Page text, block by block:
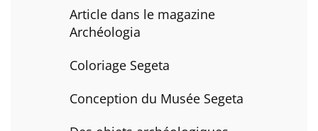
Article dans le magazine
Archéologia
Coloriage Segeta
Conception du Musée Segeta